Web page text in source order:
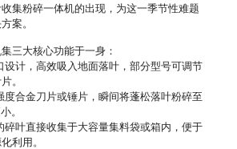
集粉碎一体机的出现，为这一季节性难题
案。
三大核心功能于一身：
设计，高效吸入地面落叶，部分型号可调节
。
度合金刀片或锤片，瞬间将蓬松落叶粉碎至
。
碎叶直接收集于大容量集料袋或箱内，便于
利用。